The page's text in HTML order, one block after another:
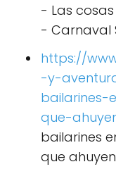
- Las cosas
- Carnaval
https://
-y-
que-
bailarines
que